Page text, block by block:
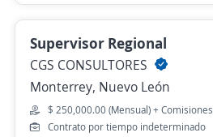
Supervisor Regional
CGS CONSULTORES
Monterrey, Nuevo León
$ 250,000.00 (Mensual) + Comisiones
Contrato por tiempo indeterminado